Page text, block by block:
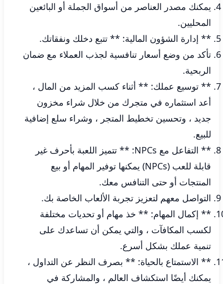
يمكنك مصدر العناصر من أسواق الجملة أو البائعين
المحليين.
** إدارة الشؤون المالية: ** تتبع دخلك ونفقاتك.
تأكد من وضع أسعار تنافسية لجذب العملاء مع ضمان
الربحية.
** توسيع عملك: ** أثناء كسب المزيد من المال ،
أعد استثماره في متجرك من خلال شراء مخزون
جديد ، وتحسين تخطيط المتجر ، وشراء سلع إضافية
للبيع.
** التفاعل مع NPCs: ** تتميز اللعبة بأحرف غير
قابلة للعب (NPCs) يمكنها توفير المهام أو بيع
المنتجات أو حتى التنافس معك.
التواصل معهم لتعزيز تجربة الألعاب الخاصة بك.
** إكمال المهام: ** خذ مهام أو تحديات مختلفة
لكسب المكافآت ، والتي يمكن أن تساعدك على
تنمية عملك بشكل أسرع.
** الاستمتاع بالحياة: ** بصرف النظر عن التداول ،
يمكنك أيضًا استكشاف العالم ، والمشاركة في